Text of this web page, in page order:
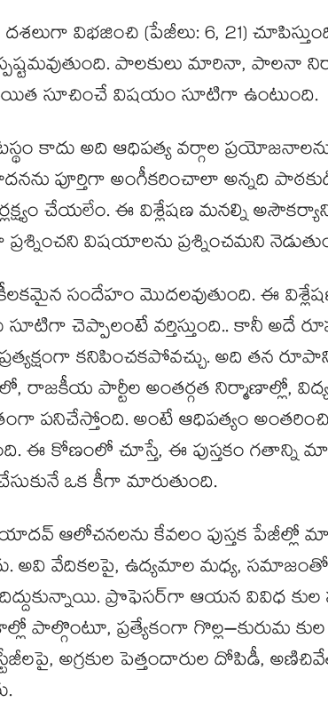
దశలుగా విభజించి (పేజీలు: 6, 21)
పాలకులు మారినా, పాలనా
సూచించే విషయం సూటిగా ఉంటుంది.
కాదు అది ఆధిపత్య వర్గాల
పూర్తిగా అంగీకరించాలా అన్నది
చేయలేం. ఈ విశ్లేషణ మనల్ని
విషయాలను ప్రశ్నించమని
సందేహం మొదలవుతుంది. ఈ
సూటిగా చెప్పాలంటే వర్తిస్తుంది.. కానీ అదే
కనిపించకపోవచ్చు. అది తన
రాజకీయ పార్టీల అంతర్గత నిర్మాణాల్లో,
పనిచేస్తోంది. అంటే ఆధిపత్యం
ఈ కోణంలో చూస్తే, ఈ పుస్తకం గతాన్ని
ఒక కీగా మారుతుంది.
ఆలోచనలను కేవలం పుస్తక పేజీల్లో
అవి వేదికలపై, ఉద్యమాల మధ్య,
ప్రొఫెసర్​గా ఆయన వివిధ
పాల్గొంటూ, ప్రత్యేకంగా గొల్ల–కురుమ
అగ్రకుల పెత్తందారుల దోపిడీ,